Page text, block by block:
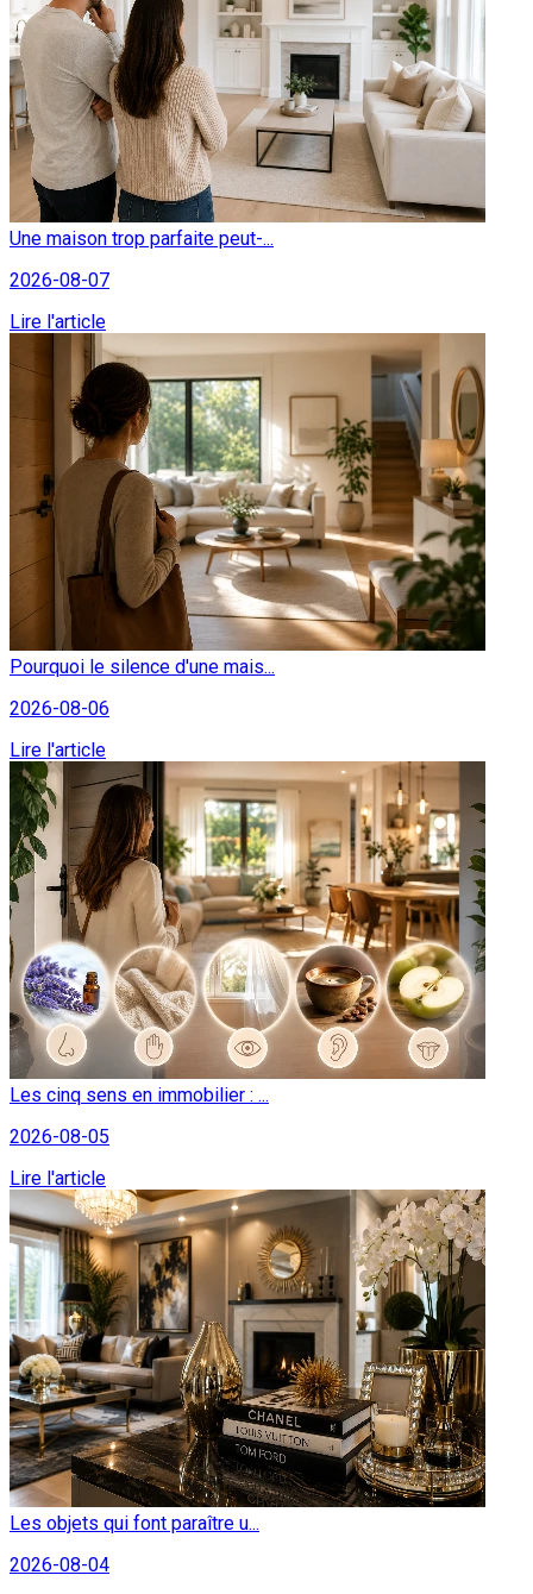
Une maison trop parfaite peut-...
2026-08-07
Lire l'article
Pourquoi le silence d'une mais...
2026-08-06
Lire l'article
Les cinq sens en immobilier : ...
2026-08-05
Lire l'article
Les objets qui font paraître u...
2026-08-04